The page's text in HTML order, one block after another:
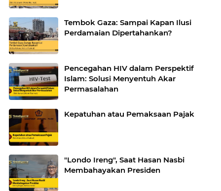
Tembok Gaza: Sampai Kapan Ilusi
Perdamaian Dipertahankan?
Pencegahan HIV dalam Perspektif
Islam: Solusi Menyentuh Akar
Permasalahan
Kepatuhan atau Pemaksaan Pajak
"Londo Ireng", Saat Hasan Nasbi
Membahayakan Presiden